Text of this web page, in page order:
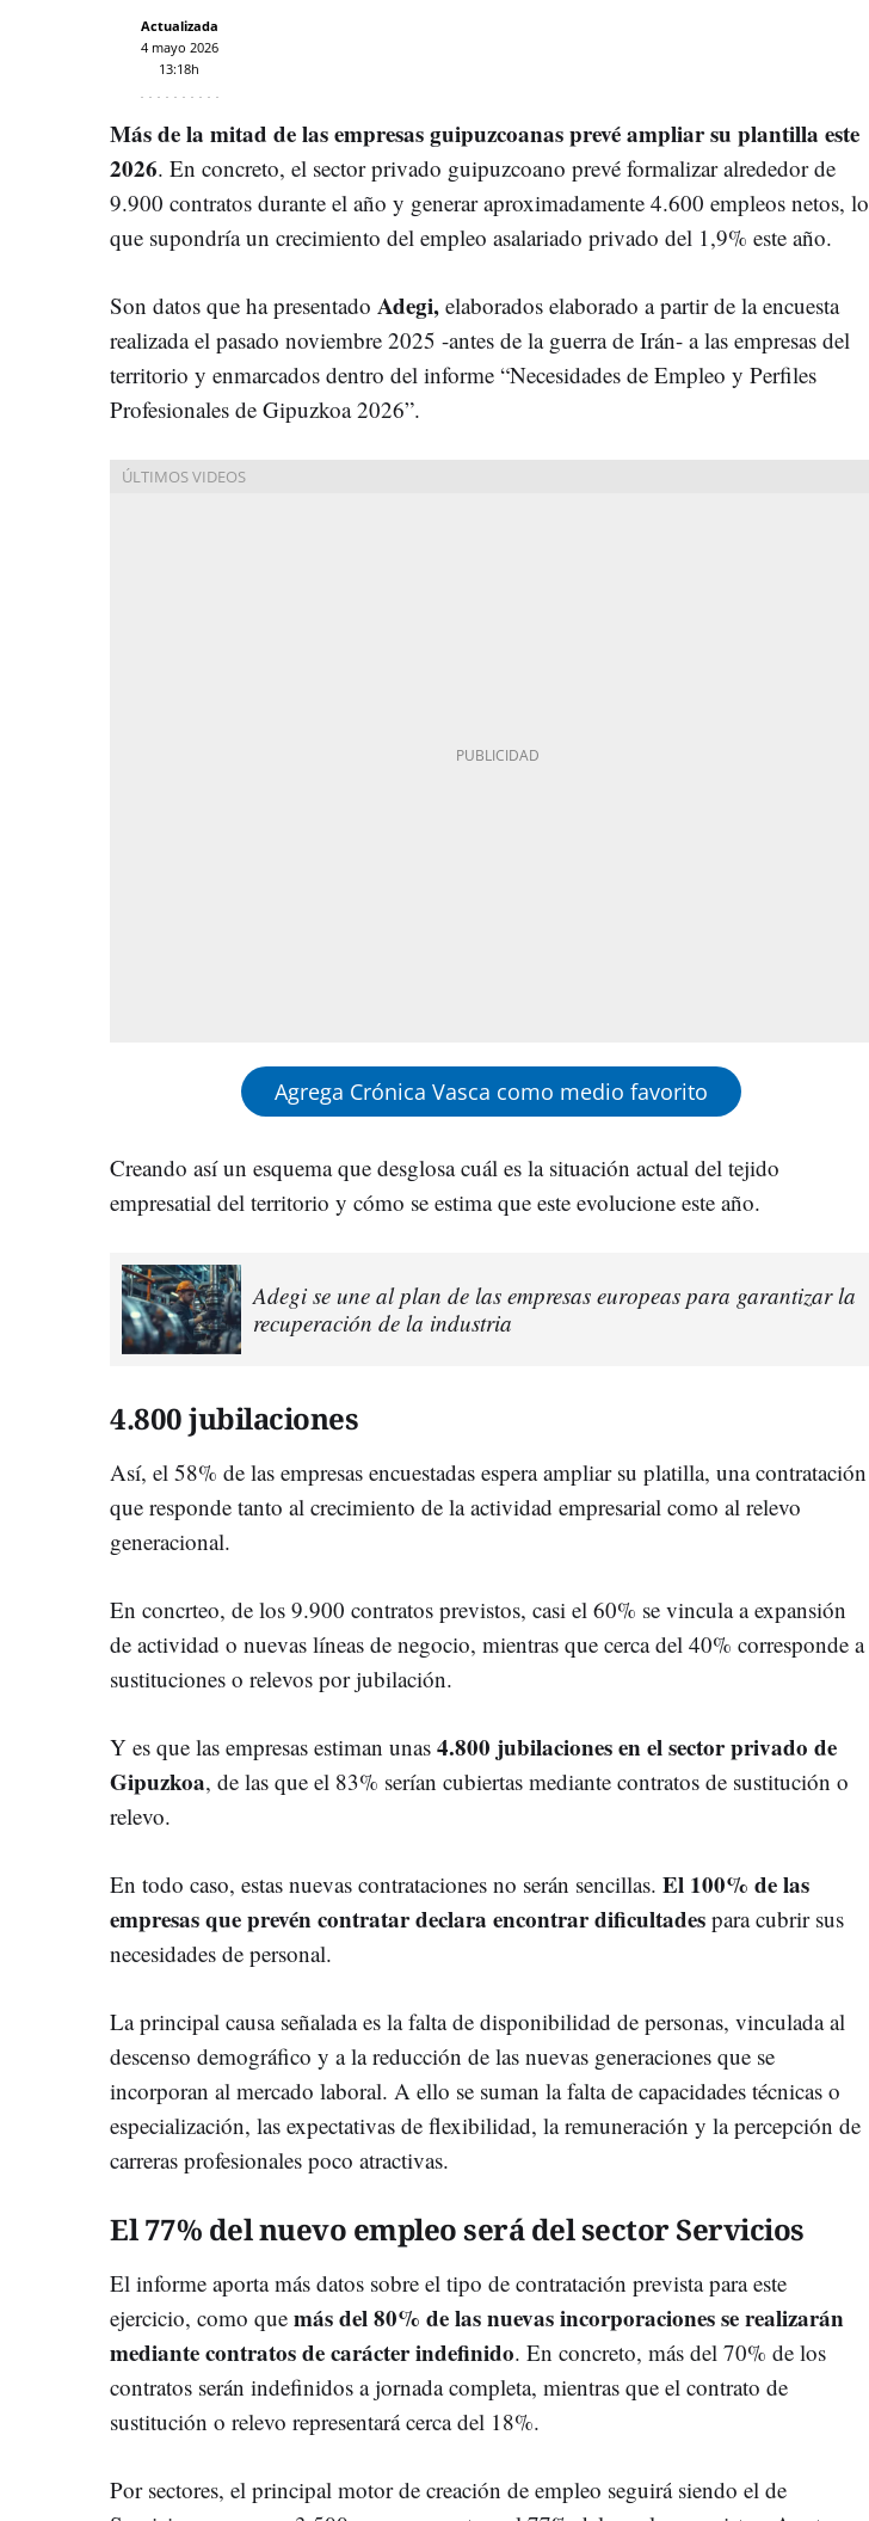
Actualizada
4 mayo 2026
13:18h
Más de la mitad de las empresas guipuzcoanas prevé ampliar su plantilla este
2026. En concreto, el sector privado guipuzcoano prevé formalizar alrededor de
9.900 contratos durante el año y generar aproximadamente 4.600 empleos netos, lo
que supondría un crecimiento del empleo asalariado privado del 1,9% este año.
Son datos que ha presentado Adegi, elaborados elaborado a partir de la encuesta
realizada el pasado noviembre 2025 -antes de la guerra de Irán- a las empresas del
territorio y enmarcados dentro del informe “Necesidades de Empleo y Perfiles
Profesionales de Gipuzkoa 2026”.
Agrega Crónica Vasca como medio favorito
Creando así un esquema que desglosa cuál es la situación actual del tejido
empresatial del territorio y cómo se estima que este evolucione este año.
Adegi se une al plan de las empresas europeas para garantizar la
recuperación de la industria
4.800 jubilaciones
Así, el 58% de las empresas encuestadas espera ampliar su platilla, una contratación
que responde tanto al crecimiento de la actividad empresarial como al relevo
generacional.
En concrteo, de los 9.900 contratos previstos, casi el 60% se vincula a expansión
de actividad o nuevas líneas de negocio, mientras que cerca del 40% corresponde a
sustituciones o relevos por jubilación.
Y es que las empresas estiman unas 4.800 jubilaciones en el sector privado de
Gipuzkoa, de las que el 83% serían cubiertas mediante contratos de sustitución o
relevo.
En todo caso, estas nuevas contrataciones no serán sencillas. El 100% de las
empresas que prevén contratar declara encontrar dificultades para cubrir sus
necesidades de personal.
La principal causa señalada es la falta de disponibilidad de personas, vinculada al
descenso demográfico y a la reducción de las nuevas generaciones que se
incorporan al mercado laboral. A ello se suman la falta de capacidades técnicas o
especialización, las expectativas de flexibilidad, la remuneración y la percepción de
carreras profesionales poco atractivas.
El 77% del nuevo empleo será del sector Servicios
El informe aporta más datos sobre el tipo de contratación prevista para este
ejercicio, como que más del80% de las nuevas incorporaciones se realizarán
mediante contratos de carácter indefinido. En concreto, más del 70% de los
contratos serán indefinidos a jornada completa, mientras que el contrato de
sustitución o relevo representará cerca del 18%.
Por sectores, el principal motor de creación de empleo seguirá siendo el de